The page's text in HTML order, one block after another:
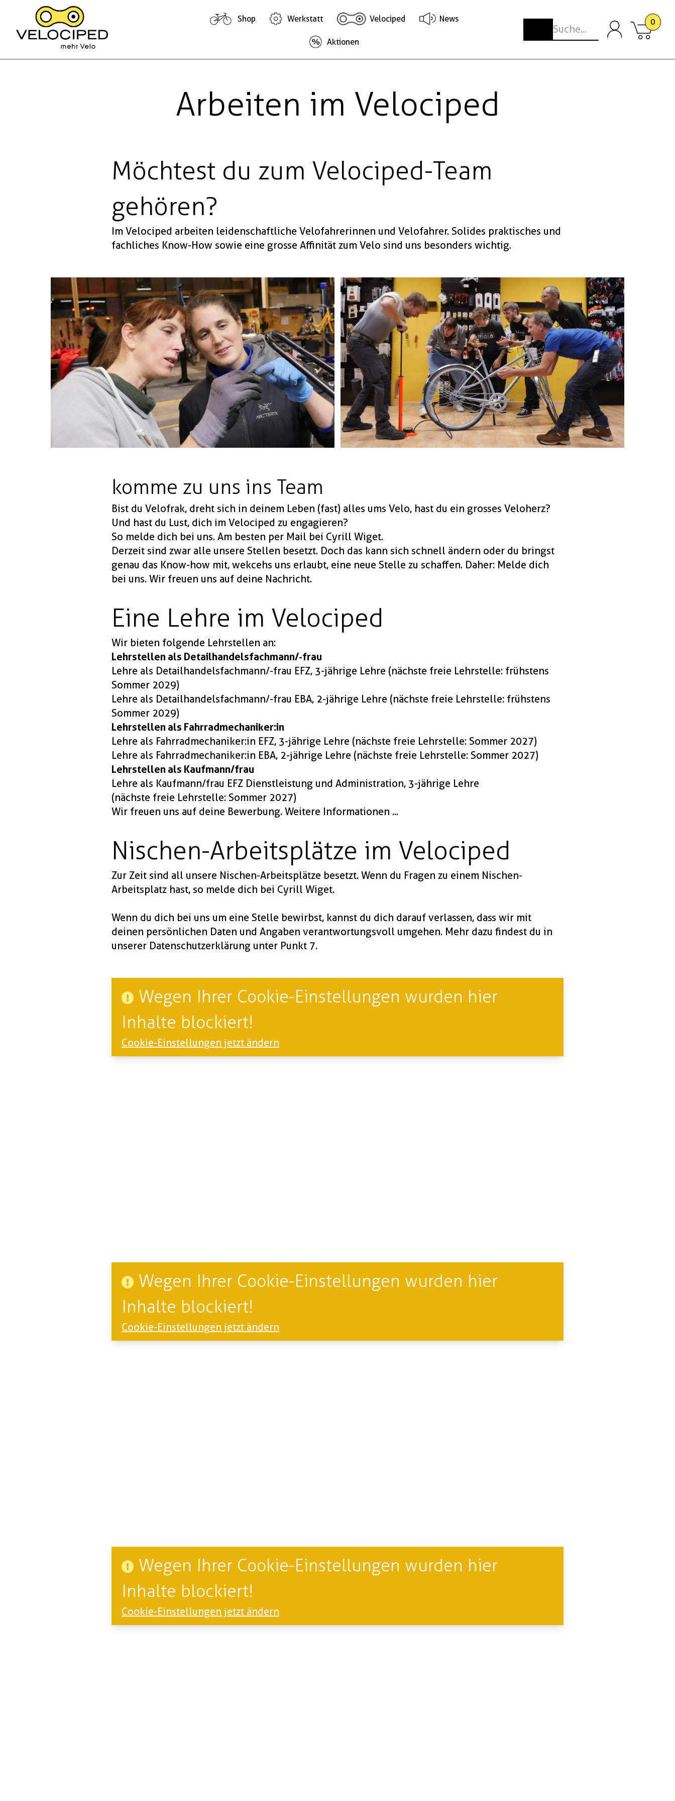
Shop Werkstatt Velociped News
Aktionen
0
Arbeiten im Velociped
Möchtest du zum Velociped-Team
gehören?
Im Velociped arbeiten leidenschaftliche Velofahrerinnen und Velofahrer. Solides praktisches und
fachliches Know-How sowie eine grosse Affinität zum Velo sind uns besonders wichtig.
komme zu uns ins Team
Bist du Velofrak, dreht sich in deinem Leben (fast) alles ums Velo, hast du ein grosses Veloherz?
Und hast du Lust, dich im Velociped zu engagieren?
So melde dich bei uns. Am besten per Mail bei Cyrill Wiget.
Derzeit sind zwar alle unsere Stellen besetzt. Doch das kann sich schnell ändern oder du bringst
genau das Know-how mit, wekcehs uns erlaubt, eine neue Stelle zu schaffen. Daher: Melde dich
bei uns. Wir freuen uns auf deine Nachricht.
Eine Lehre im Velociped
Wir bieten folgende Lehrstellen an:
Lehrstellen als Detailhandelsfachmann/-frau
Lehre als Detailhandelsfachmann/-frau EFZ, 3-jährige Lehre (nächste freie Lehrstelle: frühstens
Sommer 2029)
Lehre als Detailhandelsfachmann/-frau EBA, 2-jährige Lehre (nächste freie Lehrstelle: frühstens
Sommer 2029)
Lehrstellen als Fahrradmechaniker:in
Lehre als Fahrradmechaniker:in EFZ, 3-jährige Lehre (nächste freie Lehrstelle: Sommer 2027)
Lehre als Fahrradmechaniker:in EBA, 2-jährige Lehre (nächste freie Lehrstelle: Sommer 2027)
Lehrstellen als Kaufmann/frau
Lehre als Kaufmann/frau EFZ Dienstleistung und Administration, 3-jährige Lehre
(nächste freie Lehrstelle: Sommer 2027)
Wir freuen uns auf deine Bewerbung. Weitere Informationen ...
Nischen-Arbeitsplätze im Velociped
Zur Zeit sind all unsere Nischen-Arbeitsplätze besetzt. Wenn du Fragen zu einem Nischen-
Arbeitsplatz hast, so melde dich bei Cyrill Wiget.
Wenn du dich bei uns um eine Stelle bewirbst, kannst du dich darauf verlassen, dass wir mit
deinen persönlichen Daten und Angaben verantwortungsvoll umgehen. Mehr dazu findest du in
unserer Datenschutzerklärung unter Punkt 7.
Wegen Ihrer Cookie-Einstellungen wurden hier
Inhalte blockiert!
Cookie-Einstellungen jetzt ändern
Wegen Ihrer Cookie-Einstellungen wurden hier
Inhalte blockiert!
Cookie-Einstellungen jetzt ändern
Wegen Ihrer Cookie-Einstellungen wurden hier
Inhalte blockiert!
Cookie-Einstellungen jetzt ändern